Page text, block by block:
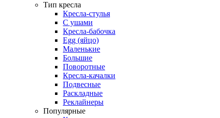
Тип кресла
Кресла-стулья
С ушами
Кресла-бабочка
Egg (яйцо)
Маленькие
Большие
Поворотные
Кресла-качалки
Подвесные
Раскладные
Реклайнеры
Популярные